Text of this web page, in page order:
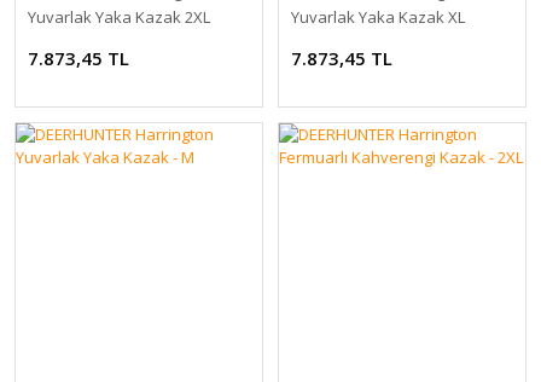
Yuvarlak Yaka Kazak 2XL
7.873,45 TL
Yuvarlak Yaka Kazak XL
7.873,45 TL